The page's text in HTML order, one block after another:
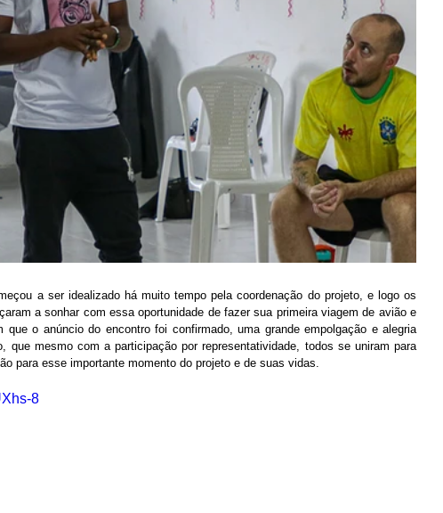
a ser idealizado há muito tempo pela coordenação do projeto, e logo os
a sonhar com essa oportunidade de fazer sua primeira viagem de avião e
que o anúncio do encontro foi confirmado, uma grande empolgação e alegria
que mesmo com a participação por representatividade, todos se uniram para
para esse importante momento do projeto e de suas vidas.
8